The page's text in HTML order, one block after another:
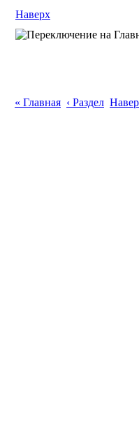
Наверх
« Главная ‹ Раздел